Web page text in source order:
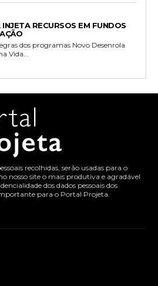
RECURSOS EM FUNDOS
dos programas Novo Desenrola
Vida...
recolhidas, serão usadas para o
nosso site o mais produtiva e agradável
dos dados pessoais dos
para o Portal Projeta.